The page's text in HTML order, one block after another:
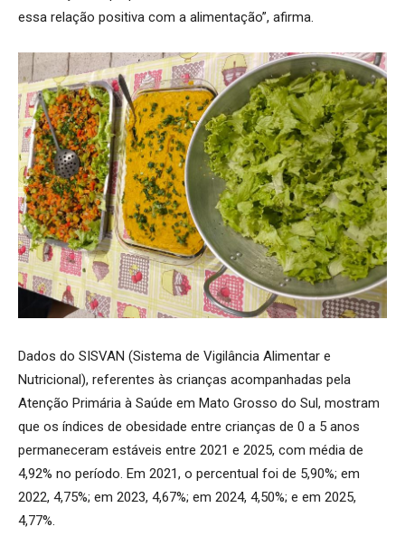
essa relação positiva com a alimentação”, afirma.
Dados do SISVAN (Sistema de Vigilância Alimentar e
Nutricional), referentes às crianças acompanhadas pela
Atenção Primária à Saúde em Mato Grosso do Sul, mostram
que os índices de obesidade entre crianças de 0 a 5 anos
permaneceram estáveis entre 2021 e 2025, com média de
4,92% no período. Em 2021, o percentual foi de 5,90%; em
2022, 4,75%; em 2023, 4,67%; em 2024, 4,50%; e em 2025,
4,77%.